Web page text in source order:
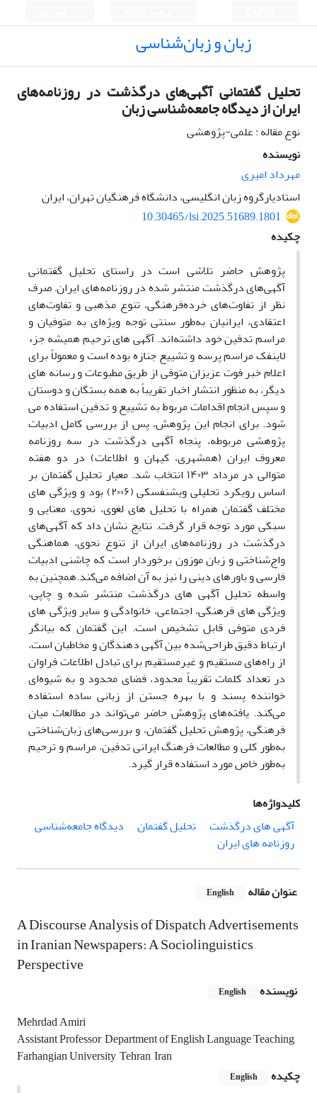
زبان و زبان‌شناسی
تحلیل گفتمانی آگهی‌های درگذشت در روزنامه‌های
ایران از دیدگاه جامعه‌شناسی زبان
نوع مقاله : علمی-پژوهشی
نویسنده
مهرداد امیری
استادیارگروه زبان انگلیسی، دانشگاه فرهنگیان تهران، ایران
10.30465/lsi.2025.51689.1801
چکیده
پژوهش حاضر تلاشی است در راستای تحلیل گفتمانی
آگهی‌های درگذشت منتشر شده در روزنامه‌های ایران. صرف
نظر از تفاوت‌های خرده‌فرهنگی، تنوع مذهبی و تفاوت‌های
اعتقادی، ایرانیان به‌طور سنتی توجه ویژه‌ای به متوفیان و
مراسم تدفین خود داشته‌اند. آگهی های ترحیم همیشه جزء
لاینفک مراسم پرسه و تشییع جنازه بوده است و معمولاً برای
اعلام خبر فوت عزیزان متوفی از طریق مطبوعات و رسانه های
دیگر، به منظور انتشار اخبار تقریباً به همه بستگان و دوستان
و سپس انجام اقدامات مربوط به تشییع و تدفین استفاده می
شود. برای انجام این پژوهش، پس از بررسی کامل ادبیات
پژوهشی مربوطه، پنجاه آگهی درگذشت در سه روزنامه
معروف ایران (همشهری، کیهان و اطلاعات) در دو هفته
متوالی در مرداد ۱۴۰۳ انتخاب شد. معیار تحلیل گفتمان بر
اساس رویکرد تحلیلی ویشنفسکی (۲۰۰۶) بود و ویژگی های
مختلف گفتمان همراه با تحلیل های لغوی، نحوی، معنایی و
سبکی مورد توجه قرار گرفت. نتایج نشان داد که آگهی‌های
درگذشت در روزنامه‌های ایران از تنوع نحوی، هماهنگی
واج‌شناختی و زبان موزون برخوردار است که چاشنی ادبیات
فارسی و باورهای دینی را نیز به آن اضافه می‌کند.همچنین به
واسطه تحلیل آگهی های درگذشت منتشر شده و چاپی،
ویژگی های فرهنگی، اجتماعی، خانوادگی و سایر ویژگی های
فردی متوفی قابل تشخیص است. این گفتمان که بیانگر
ارتباط دقیق طراحی‌شده بین آگهی دهندگان و مخاطبان است،
از راه‌های مستقیم و غیرمستقیم برای تبادل اطلاعات فراوان
در تعداد کلمات تقریباً محدود، فضای محدود و به شیوه‌ای
خواننده پسند و با بهره جستن از زبانی ساده استفاده
می‌کند. یافته‌های پژوهش حاضر می‌تواند در مطالعات میان
فرهنگی، پژوهش تحلیل گفتمان، و بررسی‌های زبان‌شناختی
به‌طور کلی و مطالعات فرهنگ ایرانی تدفین، مراسم و ترحیم
به‌طور خاص مورد استفاده قرار گیرد.
کلیدواژه‌ها
آگهی های درگذشت
تحلیل گفتمان
دیدگاه جامعه‌شناسی
روزنامه های ایران
عنوان مقاله English
A Discourse Analysis of Dispatch Advertisements
in Iranian Newspapers: A Sociolinguistics
Perspective
نویسنده English
Mehrdad Amiri
Assistant Professor, Department of English Language Teaching,
Farhangian University, Tehran, Iran
چکیده
English